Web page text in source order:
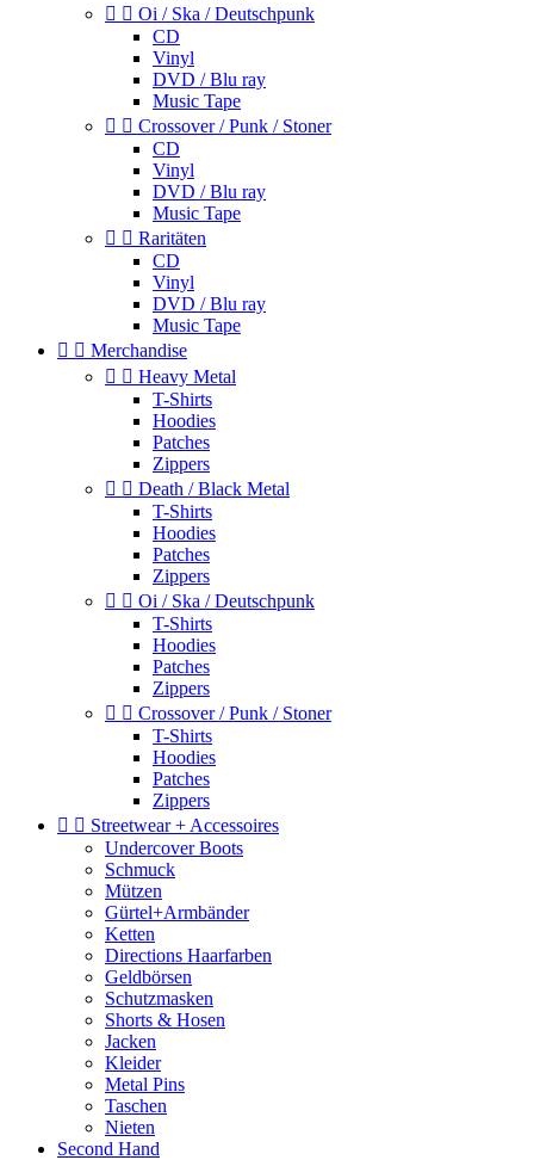
  Oi / Ska / Deutschpunk
CD
Vinyl
DVD / Blu ray
Music Tape
  Crossover / Punk / Stoner
CD
Vinyl
DVD / Blu ray
Music Tape
  Raritäten
CD
Vinyl
DVD / Blu ray
Music Tape
  Merchandise
  Heavy Metal
T-Shirts
Hoodies
Patches
Zippers
  Death / Black Metal
T-Shirts
Hoodies
Patches
Zippers
  Oi / Ska / Deutschpunk
T-Shirts
Hoodies
Patches
Zippers
  Crossover / Punk / Stoner
T-Shirts
Hoodies
Patches
Zippers
  Streetwear + Accessoires
Undercover Boots
Schmuck
Mützen
Gürtel+Armbänder
Ketten
Directions Haarfarben
Geldbörsen
Schutzmasken
Shorts & Hosen
Jacken
Kleider
Metal Pins
Taschen
Nieten
Second Hand